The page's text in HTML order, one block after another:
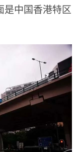
是中国香港特区